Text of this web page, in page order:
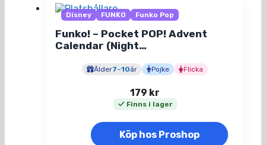
Disney FUNKO Funko Pop
Funko! – Pocket POP! Advent
Calendar (Night…
Ålder7–10år Pojke Flicka
179 kr
Finns i lager
Köp hos Proshop